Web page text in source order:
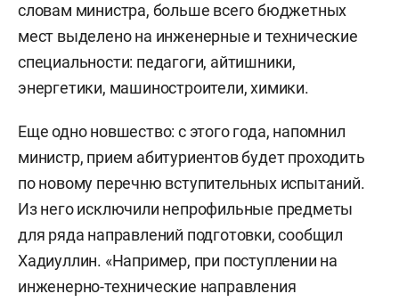
словам министра, больше всего бюджетных
мест выделено на инженерные и технические
специальности: педагоги, айтишники,
энергетики, машиностроители, химики.
Еще одно новшество: с этого года, напомнил
министр, прием абитуриентов будет проходить
по новому перечню вступительных испытаний.
Из него исключили непрофильные предметы
для ряда направлений подготовки, сообщил
Хадиуллин. «Например, при поступлении на
инженерно-технические направления